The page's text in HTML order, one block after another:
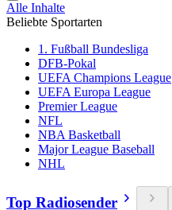
Alle Inhalte
Beliebte Sportarten
1. Fußball Bundesliga
DFB-Pokal
UEFA Champions League
UEFA Europa League
Premier League
NFL
NBA Basketball
Major League Baseball
NHL
Top Radiosender